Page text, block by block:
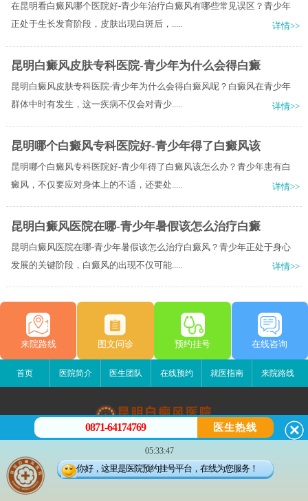
在昆明看白癜风哪个医院好-青少年治疗白癜风有哪些常见误区？青少年
正处于生长发育阶段，皮肤出现白斑后，.....
详情>>
昆明白癜风皮肤专科医院-青少年为什么会得白癜
昆明白癜风皮肤专科医院-青少年为什么会得白癜风呢？白癜风在青少年
群体中时有发生，这一疾病不仅会对青少.....
详情>>
昆明哪个白癜风专科医院好-青少年得了白癜风该
昆明哪个白癜风专科医院好-青少年得了白癜风该怎么办？青少年患有白
癜风，不仅要应对身体上的不适，还要处.....
详情>>
昆明白癜风医院在哪-青少年暑假该怎么治疗白癜
昆明白癜风医院在哪-青少年暑假该怎么治疗白癜风？青少年正处于身心
发展的关键阶段，白癜风的出现不仅可能.....
详情>>
来院路线 图文问诊 预约挂号 在线咨询
首页 医院简介 医生团队 在线预约 就医指南 来院路线
昆明白癜风医院
昆明市五华区护国路2号
版权所有：昆明白癜风医院
0871-64174769 医生热线
05:33:47
你好，这里是医院预约挂号平台，在线为您服务！